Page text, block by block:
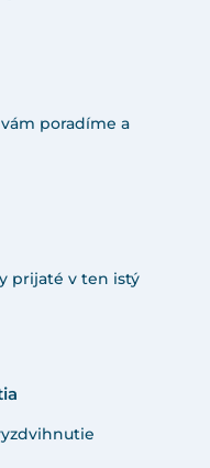
poradíme a
prijaté v ten istý